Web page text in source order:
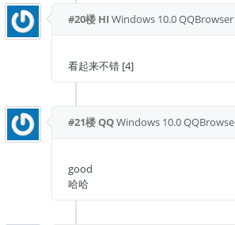
#20楼 HI Windows 10.0QQBrowser
看起来不错 [4]
#21楼QQWindows 10.0
good
哈哈